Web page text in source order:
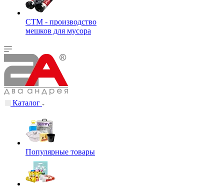
СТМ - производство
мешков для мусора
Каталог
Популярные товары